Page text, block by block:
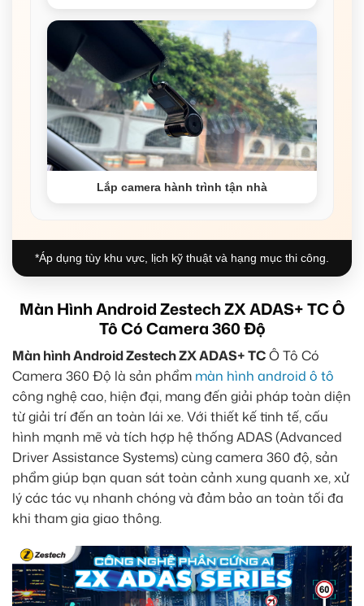
Lắp camera hành trình tận nhà
*Áp dụng tùy khu vực, lịch kỹ thuật và hạng mục thi công.
Màn Hình Android Zestech ZX ADAS+ TC Ô
Tô Có Camera 360 Độ
Màn hình Android Zestech ZX ADAS+ TCÔ Tô Có
Camera 360 Độ là sản phẩm màn hình android ô tô
công nghệ cao, hiện đại, mang đến giải pháp toàn diện
từ giải trí đến an toàn lái xe. Với thiết kế tinh tế, cấu
hình mạnh mẽ và tích hợp hệ thống ADAS (Advanced
Driver Assistance Systems) cùng camera 360 độ, sản
phẩm giúp bạn quan sát toàn cảnh xung quanh xe, xử
lý các tác vụ nhanh chóng và đảm bảo an toàn tối đa
khi tham gia giao thông.